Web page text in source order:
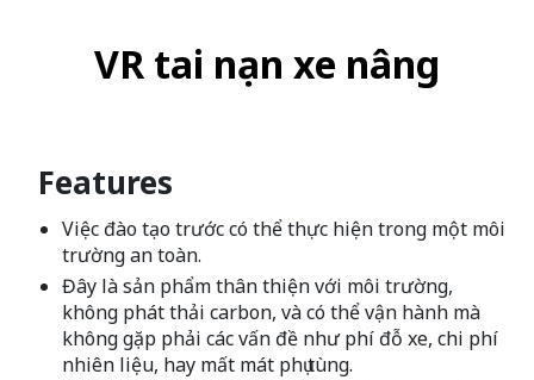
VR tai nạn xe nâng
Features
Việc đào tạo trước có thể thực hiện trong một môi
trường an toàn.
Đây là sản phẩm thân thiện với môi trường,
không phát thải carbon, và có thể vận hành mà
không gặp phải các vấn đề như phí đỗ xe, chi phí
nhiên liệu, hay mất mát phụ tùng.